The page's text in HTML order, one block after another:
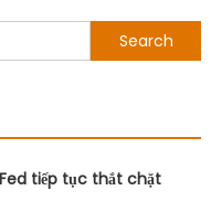
tiếp tục thắt chặt